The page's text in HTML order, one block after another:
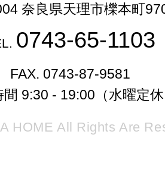
奈良県天理市櫟本町
0743-65-1103
FAX. 0743-87-9581
間 9:30 - 19:00（水曜定
HOME All Rights Are